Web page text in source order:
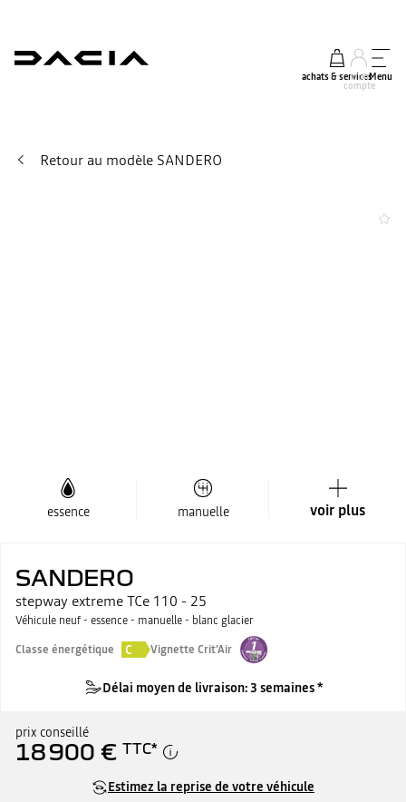
achats & services
mon
compte
Menu
Retour au modèle SANDERO
essence manuelle voir plus
SANDERO
stepway extreme TCe 110 - 25
Véhicule neuf - essence - manuelle - blanc glacier
Classe énergétique
C Vignette Crit'Air
Délai moyen de livraison: 3 semaines *
prix conseillé
18 900 € TTC*
Estimez la reprise de votre véhicule